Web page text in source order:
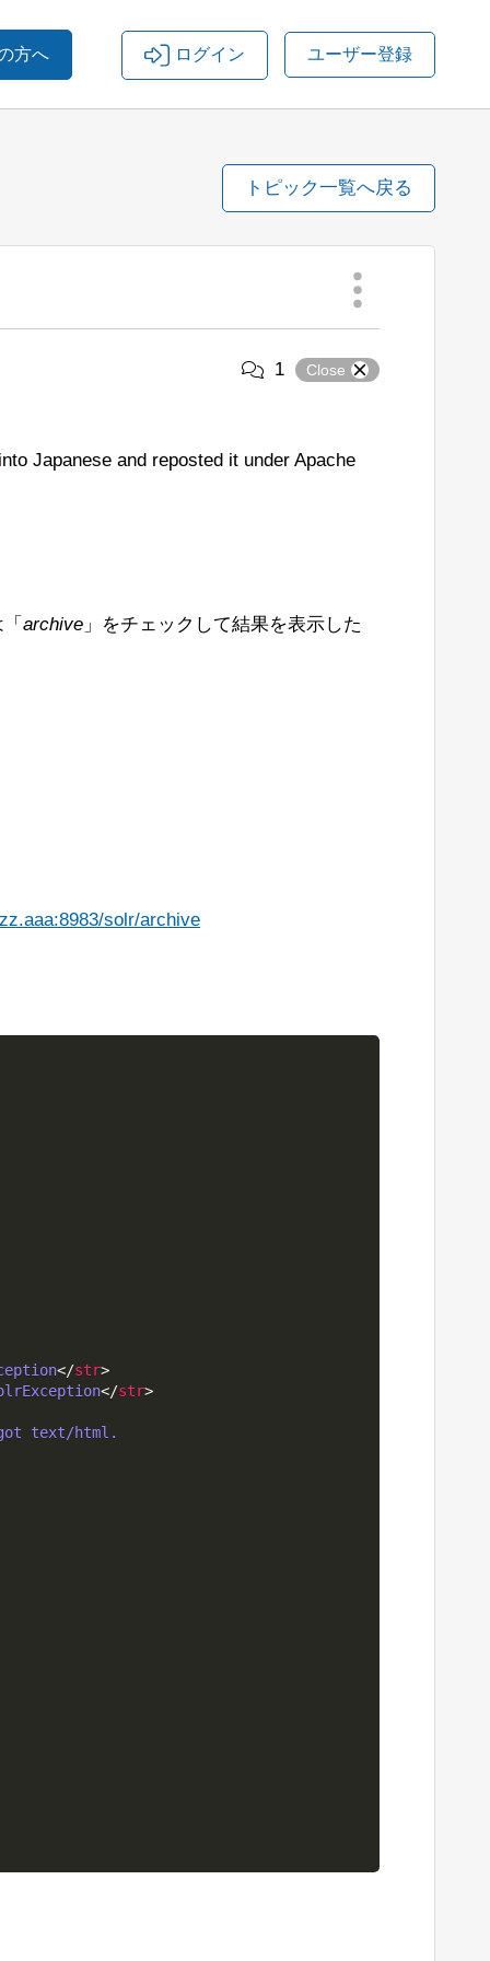
方へ ログイン ユーザー登録
トピック一覧へ戻る
1 Close
into Japanese and reposted it under Apache
archive 」をチェックして結果を表示した
solr/archive
</str>
</str>
text/html.